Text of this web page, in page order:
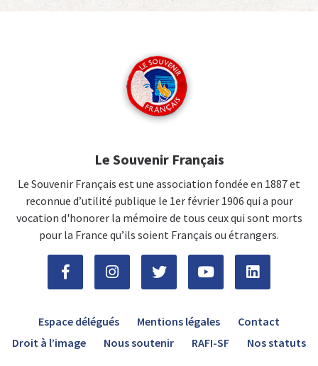
Le Souvenir Français
Le Souvenir Français est une association fondée en 1887 et
reconnue d’utilité publique le 1er février 1906 qui a pour
vocation d'honorer la mémoire de tous ceux qui sont morts
pour la France qu’ils soient Français ou étrangers.
Espace délégués Mentions légales
Contact
Droit à l’image
Nous soutenir RAFI-SF Nos statuts